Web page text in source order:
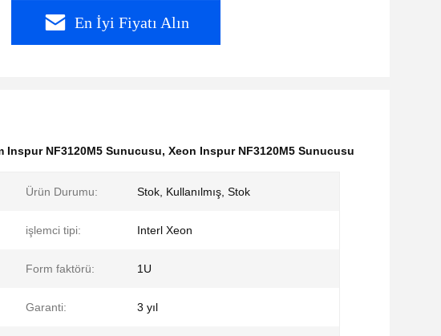
En İyi Fiyatı Alın
Inspur NF3120M5 Sunucusu, Xeon Inspur NF3120M5 Sunucusu
Ürün Durumu: Stok, Kullanılmış, Stok
işlemci tipi: Interl Xeon
Form faktörü: 1U
Garanti: 3 yıl